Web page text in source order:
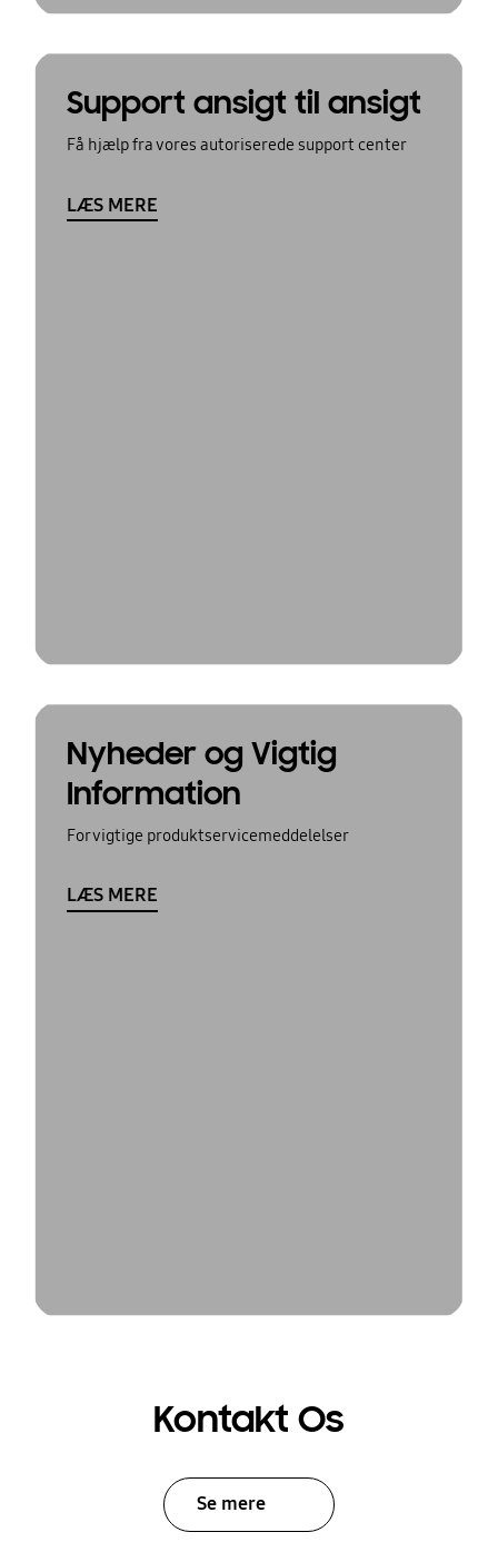
Support ansigt til ansigt
Få hjælp fra vores autoriserede support center
LÆS MERE
Nyheder og Vigtig
Information
For vigtige produktservicemeddelelser
LÆS MERE
Kontakt Os
Se mere